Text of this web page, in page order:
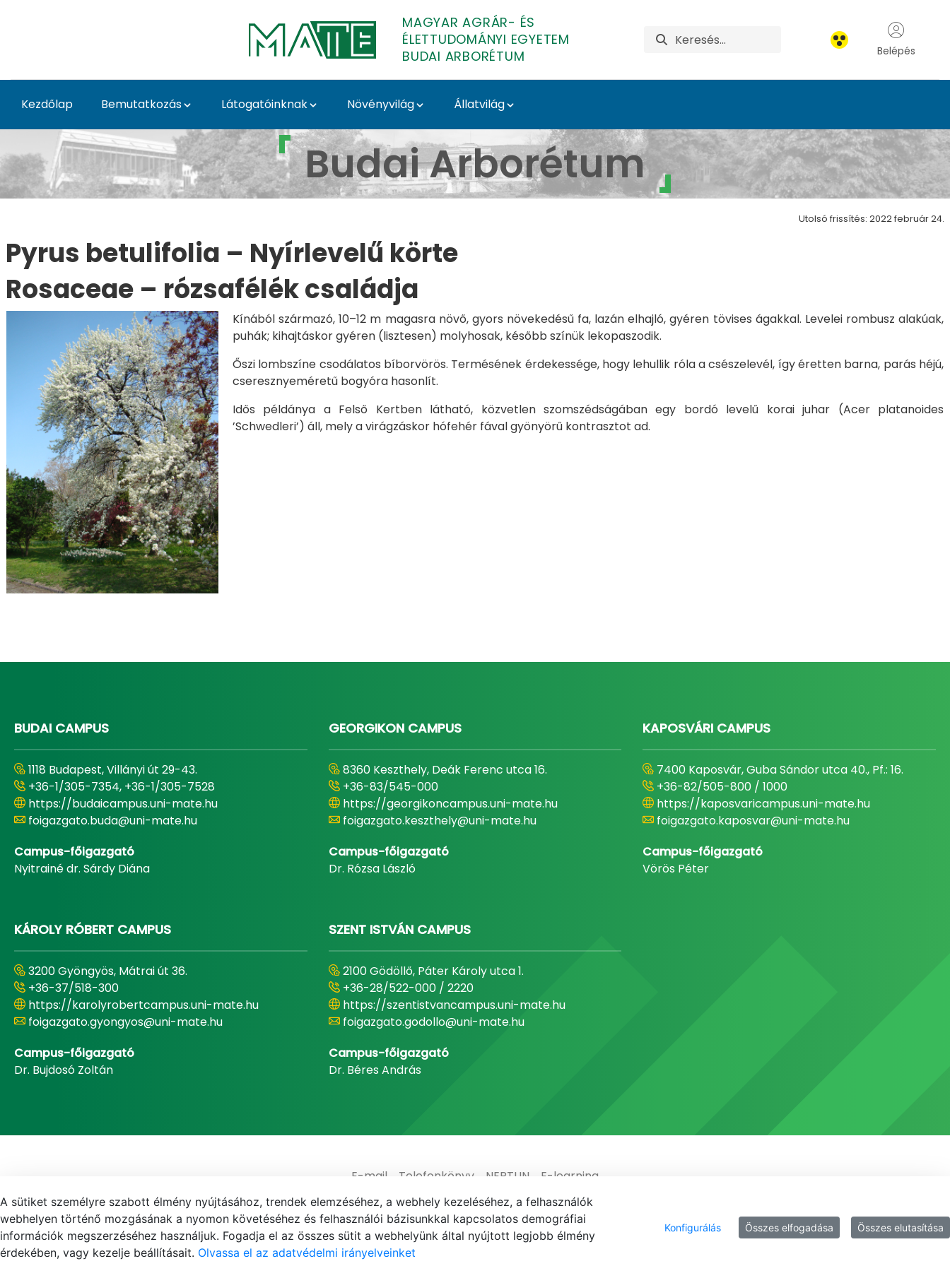
MAGYAR AGRÁR- ÉS
ÉLETTUDOMÁNYI EGYETEM
BUDAI ARBORÉTUM
Belépés
Kezdőlap Bemutatkozás Látogatóinknak Növényvilág Állatvilág
Pyrus betulifolia - Budai Arborétum
Budai Arborétum
Utolsó frissítés: 2022 február 24.
Pyrus betulifolia – Nyírlevelű körte
Rosaceae – rózsafélék családja
Kínából származó, 10–12 m magasra növő, gyors növekedésű fa, lazán elhajló, gyéren tövises ágakkal. Le­ve­lei rombusz alakúak,
puhák; kihajtáskor gyéren (lisztesen) molyhosak, később színük lekopaszodik.
Őszi lombszíne csodálatos bíborvörös. Termésének ér­de­kes­sé­ge, hogy lehullik róla a csészelevél, így éretten barna, parás héjú,
cse­resz­nye­mé­re­tű bogyóra hasonlít.
Idős példánya a Felső Kertben látható, közvetlen szomszédságában egy bordó levelű korai juhar (Acer platanoides
’Schwedleri’) áll, mely a virágzáskor hófehér fával gyönyörű kontrasztot ad.
BUDAI CAMPUS
1118 Budapest, Villányi út 29-43.
+36-1/305-7354, +36-1/305-7528
https://budaicampus.uni-mate.hu
foigazgato.buda@uni-mate.hu
Campus-főigazgató
Nyitrainé dr. Sárdy Diána
GEORGIKON CAMPUS
8360 Keszthely, Deák Ferenc utca 16.
+36-83/545-000
https://georgikoncampus.uni-mate.hu
foigazgato.keszthely@uni-mate.hu
Campus-főigazgató
Dr. Rózsa László
KAPOSVÁRI CAMPUS
7400 Kaposvár, Guba Sándor utca 40., Pf.: 16.
+36-82/505-800 / 1000
https://kaposvaricampus.uni-mate.hu
foigazgato.kaposvar@uni-mate.hu
Campus-főigazgató
Vörös Péter
KÁROLY RÓBERT CAMPUS
3200 Gyöngyös, Mátrai út 36.
+36-37/518-300
https://karolyrobertcampus.uni-mate.hu
foigazgato.gyongyos@uni-mate.hu
Campus-főigazgató
Dr. Bujdosó Zoltán
SZENT ISTVÁN CAMPUS
2100 Gödöllő, Páter Károly utca 1.
+36-28/522-000 / 2220
https://szentistvancampus.uni-mate.hu
foigazgato.godollo@uni-mate.hu
Campus-főigazgató
Dr. Béres András
E-mail Telefonkönyv NEPTUN E-learning
A sütiket személyre szabott élmény nyújtásához, trendek elemzéséhez, a webhely kezeléséhez, a felhasználók
webhelyen történő mozgásának a nyomon követéséhez és felhasználói bázisunkkal kapcsolatos demográfiai
információk megszerzéséhez használjuk. Fogadja el az összes sütit a webhelyünk által nyújtott legjobb élmény
érdekében, vagy kezelje beállításait. Olvassa el az adatvédelmi irányelveinket
Konfigurálás Összes elfogadása Összes elutasítása